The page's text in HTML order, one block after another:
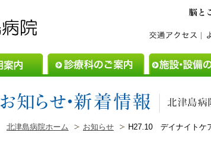
ご利用案内 診療科のご案内
北津島病院ホーム お知らせ H27.10 デイナイトケ